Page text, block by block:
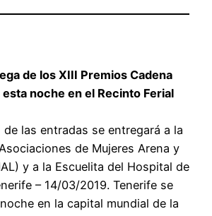
de los XIII Premios Cadena
noche en el Recinto Ferial
de las entradas se entregará a la
de Mujeres Arena y
y a la Escuelita del Hospital de
– 14/03/2019. Tenerife se
en la capital mundial de la